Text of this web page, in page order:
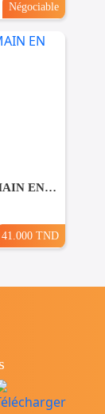
Négociable
SUZUKI SWIFT PREMIÈRE MAIN EN EXCELLENT ÉTAT
41.000 TND